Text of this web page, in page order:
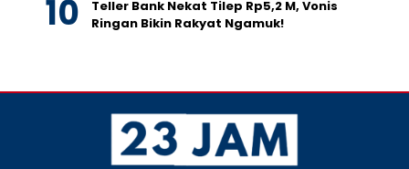
Teller Bank Nekat Tilep Rp5,2 M, Vonis
Ringan Bikin Rakyat Ngamuk!